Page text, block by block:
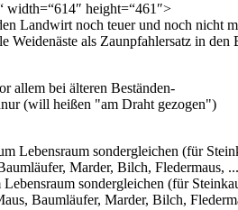
width=“614″ height=“461″>
Landwirt noch teuer und noch nicht
Weidenäste als Zaunpfahlersatz in den
sondergleichen (für
Baumläufer, Marder, Bilch,